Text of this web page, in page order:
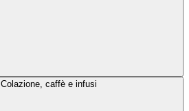
Colazione, caffè e infusi